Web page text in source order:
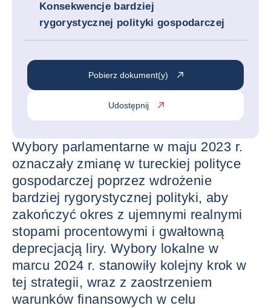
Konsekwencje bardziej
rygorystycznej polityki gospodarczej
Pobierz dokument(y)
Udostępnij
Wybory parlamentarne w maju 2023 r.
oznaczały zmianę w tureckiej polityce
gospodarczej poprzez wdrożenie
bardziej rygorystycznej polityki, aby
zakończyć okres z ujemnymi realnymi
stopami procentowymi i gwałtowną
deprecjacją liry. Wybory lokalne w
marcu 2024 r. stanowiły kolejny krok w
tej strategii, wraz z zaostrzeniem
warunków finansowych w celu